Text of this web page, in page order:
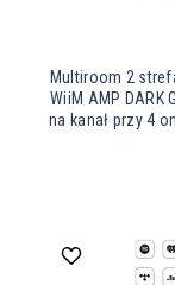
Multiroom 2
WiiM AMP DARK
na kanał przy 4